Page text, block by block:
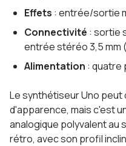
Effets : entrée/sortie
Connectivité : sortie
entrée stéréo 3,5 mm
Alimentation : quatre
Le synthétiseur Uno peut
d'apparence, mais c'est
analogique polyvalent au
rétro, avec son profil